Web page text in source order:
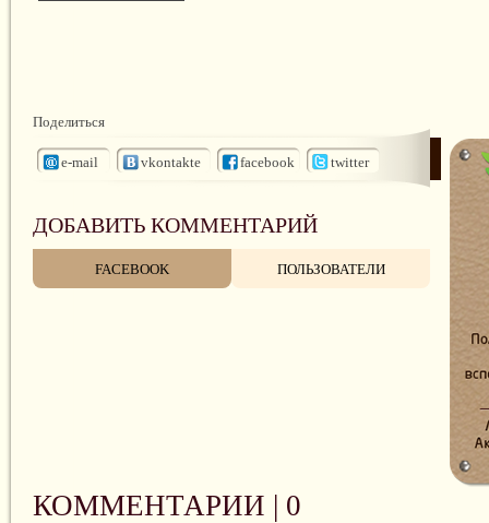
Поделиться
e-mail vkontakte facebook twitter
ДОБАВИТЬ КОММЕНТАРИЙ
FACEBOOK ПОЛЬЗОВАТЕЛИ
КОММЕНТАРИИ | 0